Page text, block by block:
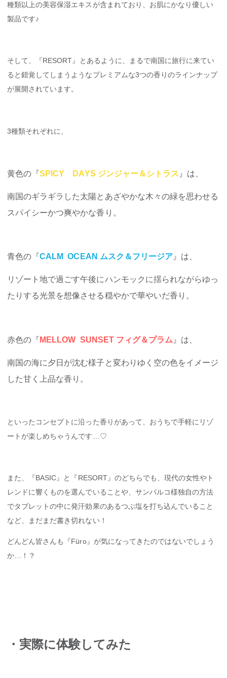
種類以上の美容保湿エキスが含まれており、お肌にかなり優しい
製品です♪
そして、『RESORT』とあるように、まるで南国に旅行に来てい
ると錯覚してしまうようなプレミアムな3つの香りのラインナップ
が展開されています。
3種類それぞれに、
黄色の『SPICY DAYS ジンジャー＆シトラス 』は、
南国のギラギラした太陽とあざやかな木々の緑を思わせる
スパイシーかつ爽やかな香り。
青色の『CALM OCEAN ムスク＆フリージア 』は、
リゾート地で過ごす午後にハンモックに揺られながらゆっ
たりする光景を想像させる穏やかで華やいだ香り。
赤色の『 MELLOW SUNSET フィグ＆プラム 』は、
南国の海に夕日が沈む様子と変わりゆく空の色をイメージ
した甘く上品な香り。
といったコンセプトに沿った香りがあって、おうちで手軽にリゾ
ートが楽しめちゃうんです…♡
また、『BASIC』と『RESORT』のどちらでも、現代の女性やト
レンドに響くものを選んでいることや、サンパルコ様独自の方法
でタブレットの中に発汗効果のあるつぶ塩を打ち込んでいること
など、まだまだ書き切れない！
どんどん皆さんも『Füro』が気になってきたのではないでしょう
か…！？
・実際に体験してみた